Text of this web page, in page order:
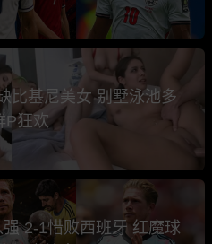
比基尼美女 别墅泳池多
P狂欢
2-1惜败西班牙 红魔球